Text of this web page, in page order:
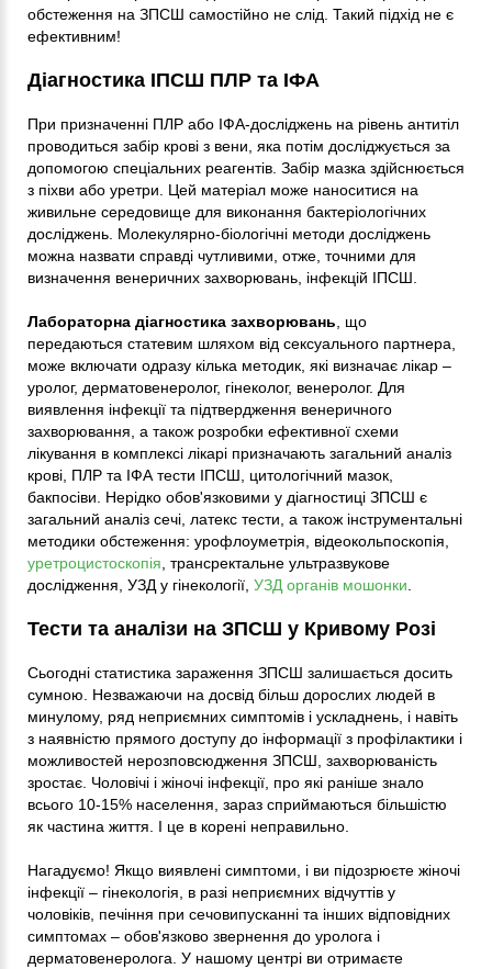
обстеження на ЗПСШ самостійно не слід. Такий підхід не є
ефективним!
Діагностика ІПСШ ПЛР та ІФА
При призначенні ПЛР або ІФА-досліджень на рівень антитіл
проводиться забір крові з вени, яка потім досліджується за
допомогою спеціальних реагентів. Забір мазка здійснюється
з піхви або уретри. Цей матеріал може наноситися на
живильне середовище для виконання бактеріологічних
досліджень. Молекулярно-біологічні методи досліджень
можна назвати справді чутливими, отже, точними для
визначення венеричних захворювань, інфекцій ІПСШ.
Лабораторна діагностика захворювань , що
передаються статевим шляхом від сексуального партнера,
може включати одразу кілька методик, які визначає лікар –
уролог, дерматовенеролог, гінеколог, венеролог. Для
виявлення інфекції та підтвердження венеричного
захворювання, а також розробки ефективної схеми
лікування в комплексі лікарі призначають загальний аналіз
крові, ПЛР та ІФА тести ІПСШ, цитологічний мазок,
бакпосіви. Нерідко обов'язковими у діагностиці ЗПСШ є
загальний аналіз сечі, латекс тести, а також інструментальні
методики обстеження: урофлоуметрія, відеокольпоскопія,
уретроцистоскопія , трансректальне ультразвукове
дослідження, УЗД у гінекології, УЗД органів мошонки
Тести та аналізи на ЗПСШ у Кривому Розі
Сьогодні статистика зараження ЗПСШ залишається досить
сумною. Незважаючи на досвід більш дорослих людей в
минулому, ряд неприємних симптомів і ускладнень, і навіть
з наявністю прямого доступу до інформації з профілактики і
можливостей нерозповсюдження ЗПСШ, захворюваність
зростає. Чоловічі і жіночі інфекції, про які раніше знало
всього 10-15% населення, зараз сприймаються більшістю
як частина життя. І це в корені неправильно.
Нагадуємо! Якщо виявлені симптоми, і ви підозрюєте жіночі
інфекції – гінекологія, в разі неприємних відчуттів у
чоловіків, печіння при сечовипусканні та інших відповідних
симптомах – обов'язково звернення до уролога і
дерматовенеролога. У нашому центрі ви отримаєте